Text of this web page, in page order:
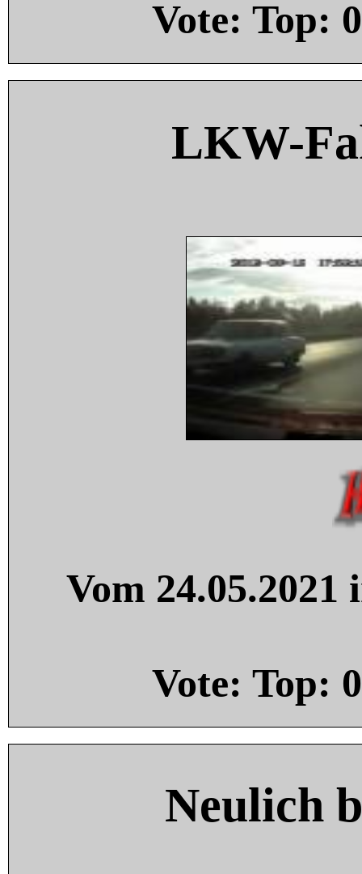
Vote: Top: 0
LKW-
Vom
Vote: Top: 0
Neulich